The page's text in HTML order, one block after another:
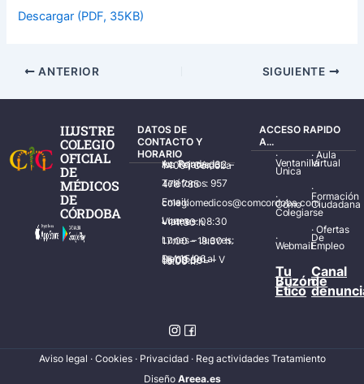
Descargar (PDF, 35KB)
ANTERIOR SIGUIENTE
ILUSTRE
COLEGIO
OFICIAL
DE
MÉDICOS
DE
CÓRDOBA
DATOS DE
CONTACTO Y
HORARIO
Av. Ronda de los Tejares, 32 – 14001 Córdoba
Teléfonos: 957 478 785
Email: colegiomedicos@comcordoba.com
Lunes – Viernes: 08:30 – 14:30 h.
Lunes – Jueves: 17:00 – 19:30 h.
Del 15/06 al 15/09 de L – V de 08:00 – 15:00 h.
ACCESO RAPIDO
A...
·
Ventanilla
Única
·
Cómo
Colegiarse
·
Webmail
·Aula
Virtual
·
Formación
Ciudadana
·Ofertas
De
Empleo
Tu
Buzón
Ético
Canal
de
Aviso legal · Cookies· Privacidad · Reg actividades Tratamiento
Diseño Areea.es